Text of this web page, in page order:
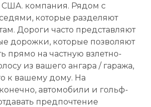
США. компания. Рядом с
которые разделяют
Дороги часто представляют
дорожки, которые позволяют
прямо на частную взлетно-
из вашего ангара / гаража,
к вашему дому. На
автомобили и гольф-
предпочтение